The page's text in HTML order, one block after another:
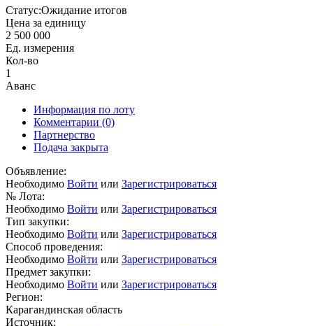
Статус:Ожидание итогов
Цена за единицу
2 500 000
Ед. измерения
Кол-во
1
Аванс
Информация по лоту
Комментарии (0)
Партнерство
Подача закрыта
Объявление:
Необходимо Войти или Зарегистрироваться
№ Лота:
Необходимо Войти или Зарегистрироваться
Тип закупки:
Необходимо Войти или Зарегистрироваться
Способ проведения:
Необходимо Войти или Зарегистрироваться
Предмет закупки:
Необходимо Войти или Зарегистрироваться
Регион:
Карагандинская область
Источник: